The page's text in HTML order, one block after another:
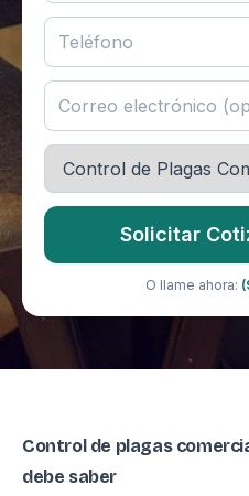
Solicitar
O llame ahora:
Control de plagas
debe saber